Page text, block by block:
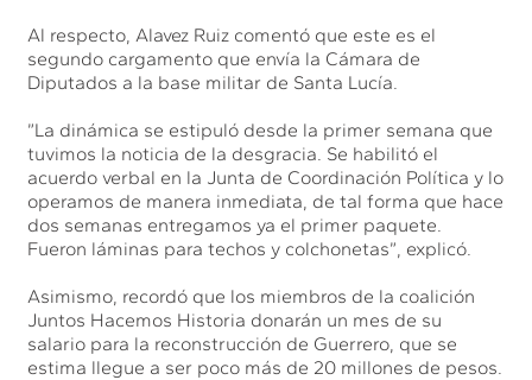
Al respecto, Alavez Ruiz comentó que este es el
segundo cargamento que envía la Cámara de
Diputados a la base militar de Santa Lucía.
”La dinámica se estipuló desde la primer semana que
tuvimos la noticia de la desgracia. Se habilitó el
acuerdo verbal en la Junta de Coordinación Política y lo
operamos de manera inmediata, de tal forma que hace
dos semanas entregamos ya el primer paquete.
Fueron láminas para techos y colchonetas”, explicó.
Asimismo, recordó que los miembros de la coalición
Juntos Hacemos Historia donarán un mes de su
salario para la reconstrucción de Guerrero, que se
estima llegue a ser poco más de 20 millones de pesos.